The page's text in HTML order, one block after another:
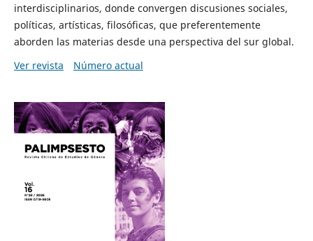
interdisciplinarios, donde convergen discusiones sociales,
políticas, artísticas, filosóficas, que preferentemente
aborden las materias desde una perspectiva del sur global.
Ver revista
Número actual